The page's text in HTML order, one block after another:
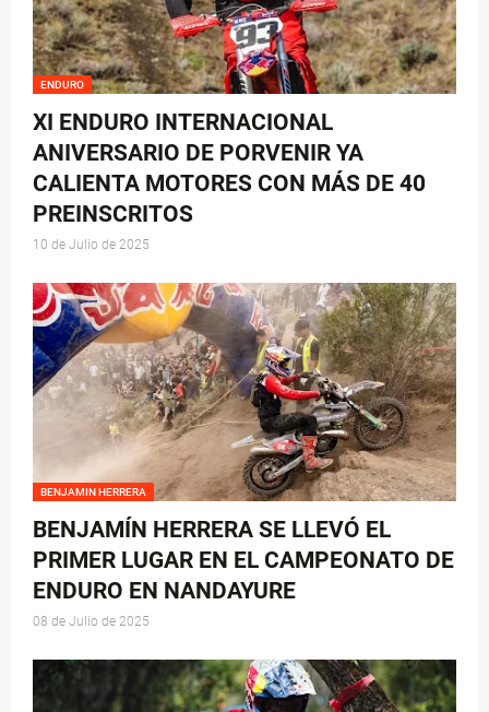
ENDURO
XI ENDURO INTERNACIONAL
ANIVERSARIO DE PORVENIR YA
CALIENTA MOTORES CON MÁS DE 40
PREINSCRITOS
10 de Julio de 2025
BENJAMIN HERRERA
BENJAMÍN HERRERA SE LLEVÓ EL
PRIMER LUGAR EN EL CAMPEONATO DE
ENDURO EN NANDAYURE
08 de Julio de 2025